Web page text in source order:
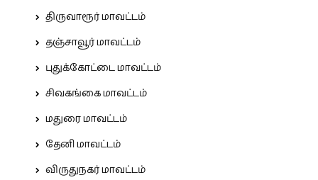
திருவாரூர் மாவட்டம்
தஞ்சாவூர் மாவட்டம்
புதுக்கோட்டை மாவட்டம்
சிவகங்கை மாவட்டம்
மதுரை மாவட்டம்
தேனி மாவட்டம்
விருதுநகர் மாவட்டம்